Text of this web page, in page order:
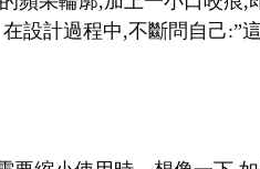
設計過程中,不斷問自己